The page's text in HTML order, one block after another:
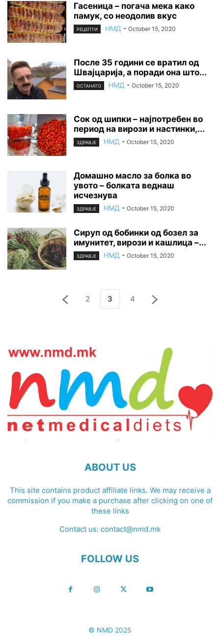
Гасеница – погача мека како
памук, со неодолив вкус
РЕЦЕПТИ НМД - October 15, 2020
После 35 години се вратил од
Швајцарија, а поради она што...
ОСТАНАТО НМД - October 15, 2020
Сок од шипки – најпотребен во
период на вирози и настинки,...
ЗДРАВЈЕ НМД - October 15, 2020
Домашно масло за болка во
увото – болката веднаш
исчезнува
ЗДРАВЈЕ НМД - October 15, 2020
Сируп од бобинки од бозел за
имунитет, вирози и кашлица –...
ЗДРАВЈЕ НМД - October 15, 2020
2 3 4
ABOUT US
This site contains product affiliate links. We may receive a
commission if you make a purchase after clicking on one of
these links
Contact us: contact@nmd.mk
FOLLOW US
© NMD 2025